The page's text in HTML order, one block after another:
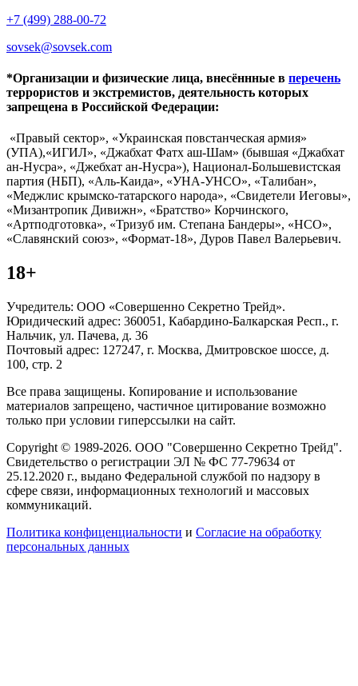
+7 (499) 288-00-72
sovsek@sovsek.com
*Организации и физические лица, внесённные в перечень
террористов и экстремистов, деятельность которых
запрещена в Российской Федерации:
«Правый сектор», «Украинская повстанческая армия»
(УПА),«ИГИЛ», «Джабхат Фатх аш-Шам» (бывшая «Джабхат
ан-Нусра», «Джебхат ан-Нусра»), Национал-Большевистская
партия (НБП), «Аль-Каида», «УНА-УНСО», «Талибан»,
«Меджлис крымско-татарского народа», «Свидетели Иеговы»,
«Мизантропик Дивижн», «Братство» Корчинского,
«Артподготовка», «Тризуб им. Степана Бандеры», «НСО»,
«Славянский союз», «Формат-18», Дуров Павел Валерьевич.
18+
Учредитель: ООО «Совершенно Секретно Трейд».
Юридический адрес: 360051, Кабардино-Балкарская Респ., г.
Нальчик, ул. Пачева, д. 36
Почтовый адрес: 127247, г. Москва, Дмитровское шоссе, д.
100, стр. 2
Все права защищены. Копирование и использование
материалов запрещено, частичное цитирование возможно
только при условии гиперссылки на сайт.
Copyright © 1989-2026. ООО "Совершенно Секретно Трейд".
Свидетельство о регистрации ЭЛ № ФС 77-79634 от
25.12.2020 г., выдано Федеральной службой по надзору в
сфере связи, информационных технологий и массовых
коммуникаций.
Политика конфиценциальности и Согласие на обработку
персональных данных